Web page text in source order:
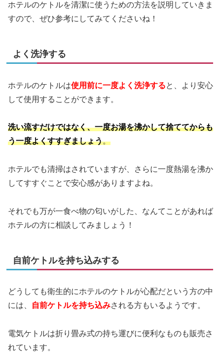
ホテルのケトルを清潔に使うための方法を説明していきま
すので、ぜひ参考にしてみてくださいね！
よく洗浄する
ホテルのケトルは使用前に一度よく洗浄すると、より安心
して使用することができます。
洗い流すだけではなく、一度お湯を沸かして捨ててからも
う一度よくすすぎましょう。
ホテルでも清掃はされていますが、さらに一度熱湯を沸か
してすすぐことで安心感がありますよね。
それでも万が一食べ物の匂いがした、なんてことがあれば
ホテルの方に相談してみましょう！
自前ケトルを持ち込みする
どうしても衛生的にホテルのケトルが心配だという方の中
には、
自前ケトルを持ち込みされる方もいるようです。
電気ケトルは折り畳み式の持ち運びに便利なものも販売さ
れています。